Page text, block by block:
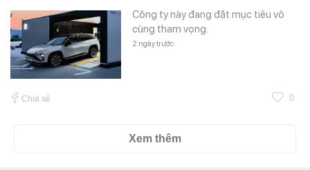
Công ty này đang đặt mục tiêu vô
cùng tham vọng.
2 ngày trước
Chia sẻ 0
Xem thêm